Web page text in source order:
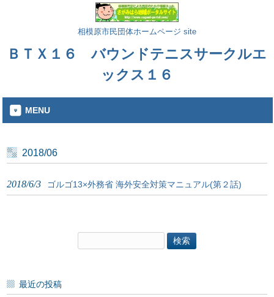
相模原市民団体ホームページ site
ＢＴＸ１６ バウンドテニスサークルエ
ックス１６
MENU
2018/06
2018/6/3 ゴルゴ13×外務省 海外安全対策マニュアル(第２話)
索:
最近の投稿